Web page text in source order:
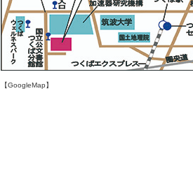
【GoogleMap】